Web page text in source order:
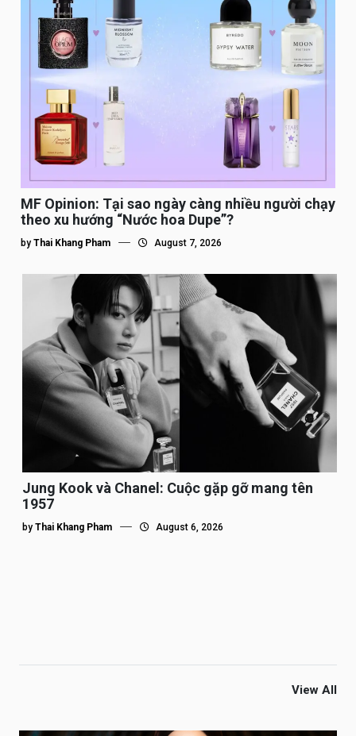
MF Opinion: Tại sao ngày càng nhiều người chạy
theo xu hướng “Nước hoa Dupe”?
by Thai Khang Pham August 7, 2026
Jung Kook và Chanel: Cuộc gặp gỡ mang tên
1957
by Thai Khang Pham August 6, 2026
View All